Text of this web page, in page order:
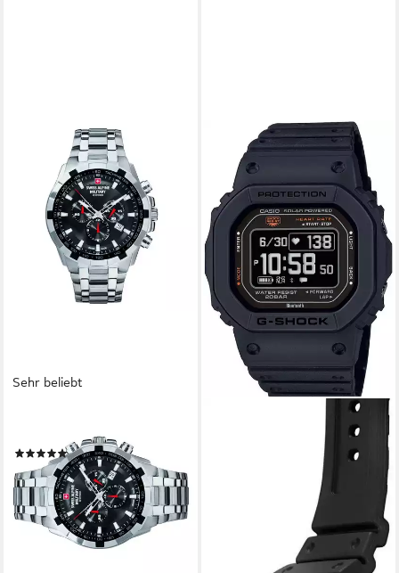
Sehr beliebt
Quarzuhr 7043.9137SAM
(92)
220,00 € UVP649,00 €
-66%
lieferbar - in 3-4 Werktagen bei dir